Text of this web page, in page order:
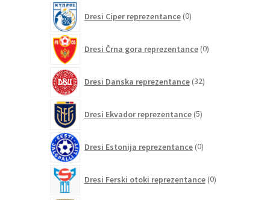
Dresi Ciper reprezentance 0izdelkov
Dresi Črna gora reprezentance 0izdelkov
Dresi Danska reprezentance 32izdelkov
Dresi Ekvador reprezentance 5izdelkov
Dresi Estonija reprezentance 0izdelkov
Dresi Ferski otoki reprezentance 0izdelkov